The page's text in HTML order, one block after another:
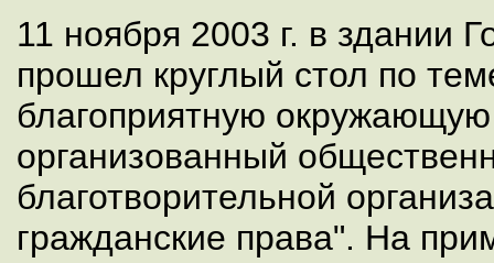
11 ноября 2003 г. в здании
прошел круглый стол по
благоприятную
организованный
благотворительной
гражданские права". На